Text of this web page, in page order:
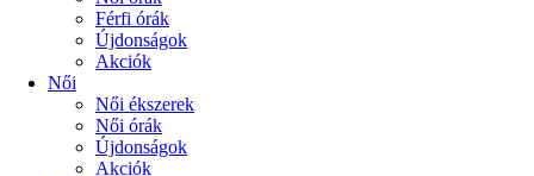
Férfi órák
Újdonságok
Akciók
Női
Női ékszerek
Női órák
Újdonságok
Akciók